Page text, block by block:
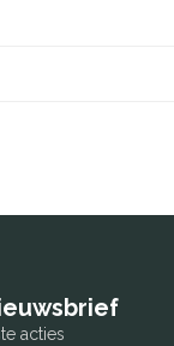
acties